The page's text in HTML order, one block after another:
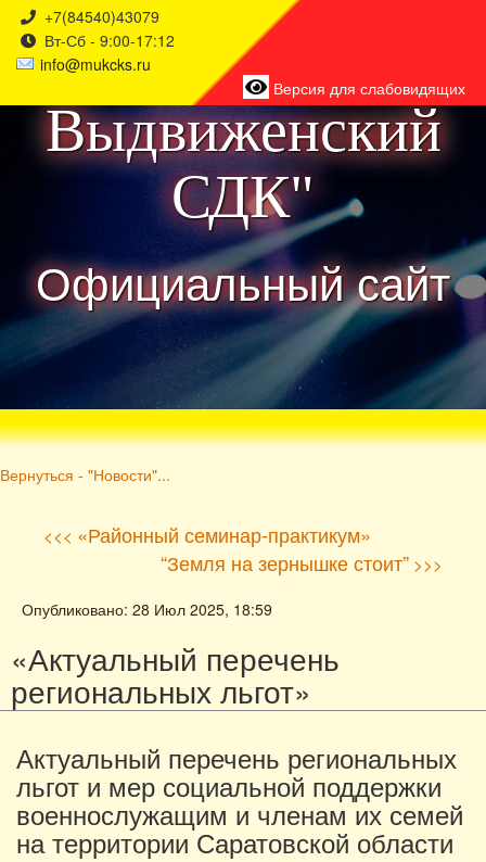
+7(84540)43079
Вт-Сб - 9:00-17:12
info@mukcks.ru
Версия для слабовидящих
района
Выдвиженский
СДК"
Официальный сайт
Вернуться - "Новости"...
<<< «Районный семинар-практикум»
“Земля на зернышке стоит” >>>
Опубликовано: 28 Июл 2025, 18:59
«Актуальный перечень
региональных льгот»
Актуальный перечень региональных
льгот и мер социальной поддержки
военнослужащим и членам их семей
на территории Саратовской области